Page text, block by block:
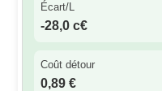
Écart/L
-28,0 c€
Coût détour
0,89 €